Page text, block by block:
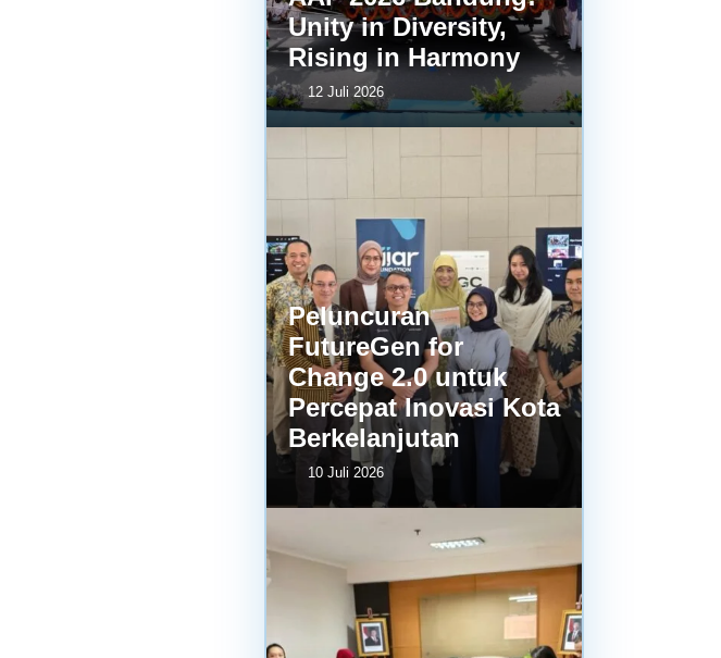
Unity in Diversity,
Rising in Harmony
12 Juli 2026
Peluncuran
FutureGen for
Change 2.0 untuk
Percepat Inovasi Kota
Berkelanjutan
10 Juli 2026